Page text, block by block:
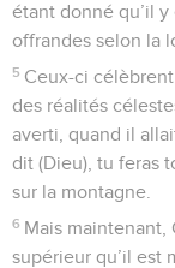
étant donné qu’il y
offrandes selon la
5 Ceux-ci
des réalités
averti, quand il
dit (Dieu), tu feras
sur la montagne.
6 Mais maintenant,
supérieur qu’il est